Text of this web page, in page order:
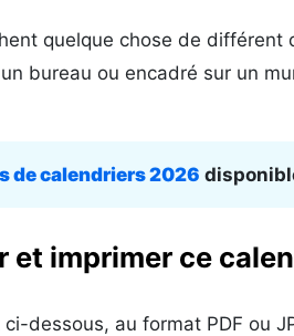
quelque chose de différent
bureau ou encadré sur un
de calendriers 2026
et imprimer ce
dessous, au format PDF ou